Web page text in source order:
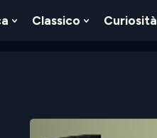
Show
Classico
Show
Curiosità